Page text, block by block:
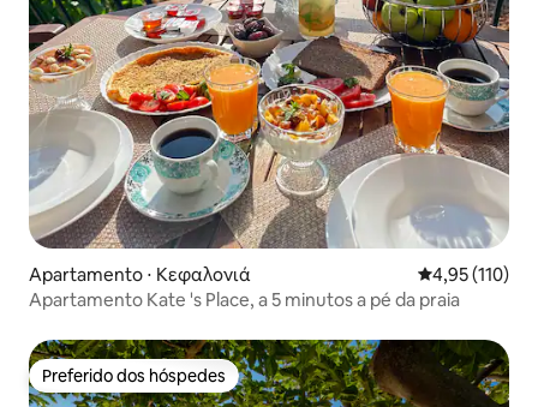
Apartamento ⋅ Κεφαλονιά 4,95 de uma
4,95 (110)
Apartamento Kate 's Place, a 5 minutos a pé da praia
Preferido dos hóspedes
Preferido dos hóspedes